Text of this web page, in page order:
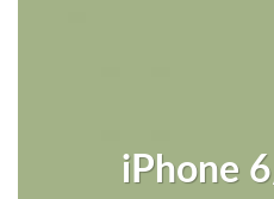
iPhone